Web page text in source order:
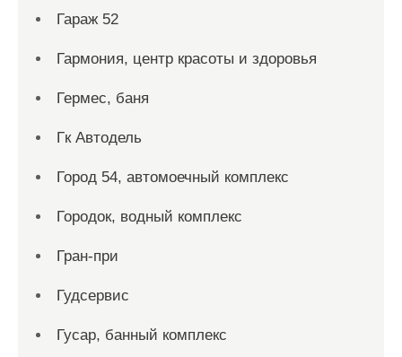
Гараж 52
Гармония, центр красоты и здоровья
Гермес, баня
Гк Автодель
Город 54, автомоечный комплекс
Городок, водный комплекс
Гран-при
Гудсервис
Гусар, банный комплекс